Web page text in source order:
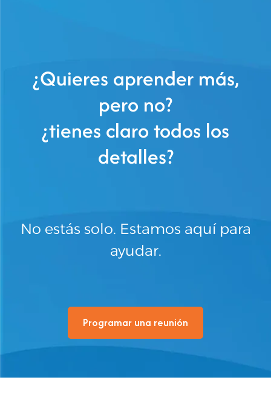
¿Quieres aprender más,
pero no?
¿tienes claro todos los
detalles?
No estás solo. Estamos aquí para
ayudar.
Programar una reunión